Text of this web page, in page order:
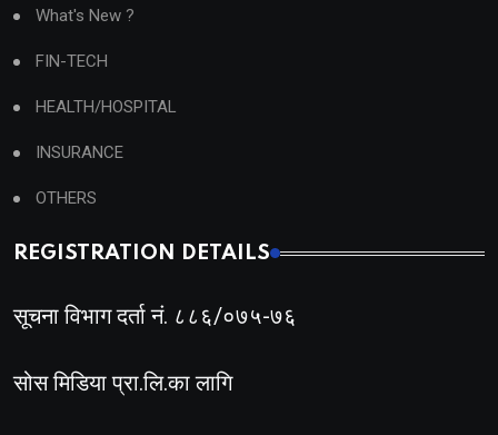
What's New ?
FIN-TECH
HEALTH/HOSPITAL
INSURANCE
OTHERS
REGISTRATION DETAILS
सूचना विभाग दर्ता नं. ८८६/०७५-७६
सोस मिडिया प्रा.लि.का लागि